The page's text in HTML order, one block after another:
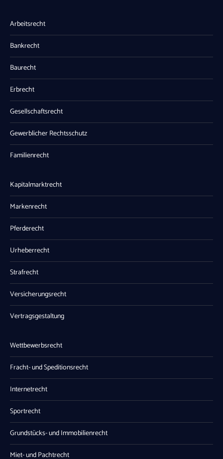
Arbeitsrecht
Bankrecht
Baurecht
Erbrecht
Gesellschaftsrecht
Gewerblicher Rechtsschutz
Familienrecht
Kapitalmarktrecht
Markenrecht
Pferderecht
Urheberrecht
Strafrecht
Versicherungsrecht
Vertragsgestaltung
Wettbewerbsrecht
Fracht- und Speditionsrecht
Internetrecht
Sportrecht
Grundstücks- und Immobilienrecht
Miet- und Pachtrecht